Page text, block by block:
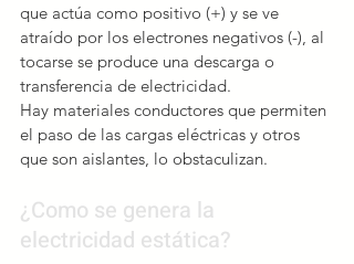
que actúa como positivo (+) y se ve
atraído por los electrones negativos (-), al
tocarse se produce una descarga o
transferencia de electricidad.
Hay materiales conductores que permiten
el paso de las cargas eléctricas y otros
que son aislantes, lo obstaculizan.
¿Como se genera la
electricidad estática?